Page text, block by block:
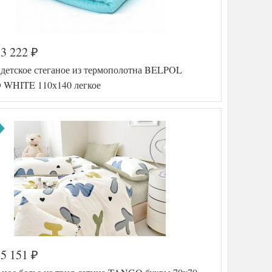
578-162
TT1242
26
Твил
200х220
230х250
50х70
(2шт)
Tango
(Китай)
3 222 ₽
стеганое из термополотна BELPOL
110х140 легкое
5 151 ₽